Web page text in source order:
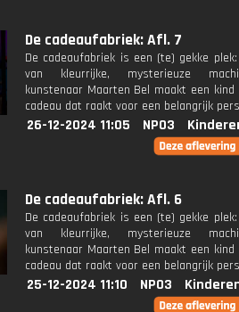
De cadeaufabriek: Afl. 7
De cadeaufabriek is een (te) gekke
van kleurrijke, mysterieuze
kunstenaar Maarten Bel maakt een kind
cadeau dat raakt voor een belangrijk
26-12-2024 11:05 NPO3
De cadeaufabriek: Afl. 6
De cadeaufabriek is een (te) gekke
van kleurrijke, mysterieuze
kunstenaar Maarten Bel maakt een kind
cadeau dat raakt voor een belangrijk
25-12-2024 11:10 NPO3